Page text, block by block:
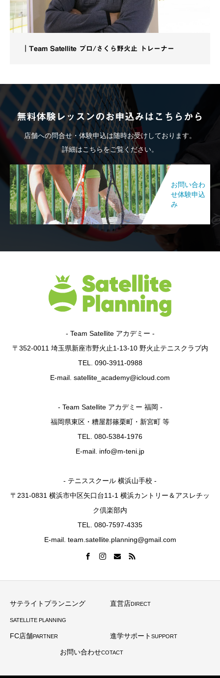
｜Team Satellite プロ/さくら野火止 トレーナー
無料体験レッスンのお申込みはこちらから
店舗への問合せ・体験申込は随時お受けしております。
詳細はこちらをご覧ください。
お問い合わ
せ体験申込
み
- Team Satellite アカデミー -
〒352-0011 埼玉県新座市野火止1-13-10 野火止テニスクラブ内
TEL. 090-3911-0988
E-mail. satellite_academy@icloud.com
- Team Satellite アカデミー 福岡 -
福岡県東区・糟屋郡篠栗町・新宮町 等
TEL. 080-5384-1976
E-mail. info@m-teni.jp
- テニススクール 横浜山手校 -
〒231-0831 横浜市中区矢口台11-1 横浜カントリー＆アスレチッ
ク倶楽部内
TEL. 080-7597-4335
E-mail. team.satellite.planning@gmail.com
サテライトプランニング
SATELLITE PLANNING
直営店DIRECT
FC店舗PARTNER 進学サポート SUPPORT
お問い合わせCOTACT